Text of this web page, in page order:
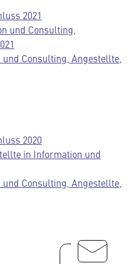
2021
und Consulting,
Consulting, Angestellte,
2020
in Information und
Consulting, Angestellte,